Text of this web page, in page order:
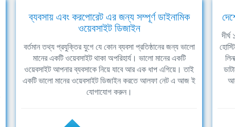
ব্যবসায় এবং করপোরেট এর জন্য সম্পূর্ণ ডাইনামিক
ওয়েবসাইট ডিজাইন
বর্তমান তথ্য প্রযুক্তির যুগে যে কোন ব্যবসা প্রতিষ্ঠানের জন্য ভালো
মানের একটি ওয়েবসাইট থাকা অপরিহার্য। ভালো মানের একটি
ওয়েবসাইট আপনার ব্যবসাকে নিয়ে যাবে আর এক ধাপ এগিয়ে। তাই
একটি ভালো মানের ওয়েবসাইট ডিজাইন করতে আলফা নেট এ আজ ই
যোগাযোগ করুন।